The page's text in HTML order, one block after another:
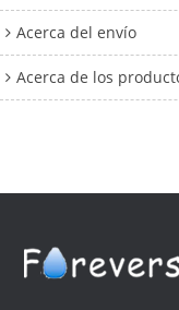
Acerca del envío
Acerca de los